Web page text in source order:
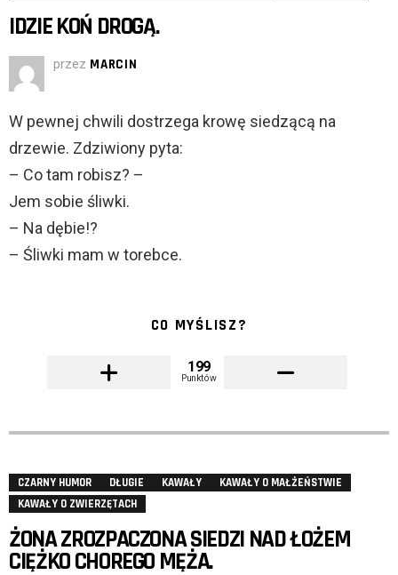
IDZIE KOŃ DROGĄ.
przez MARCIN
W pewnej chwili dostrzega krowę siedzącą na
drzewie. Zdziwiony pyta:
– Co tam robisz? –
Jem sobie śliwki.
– Na dębie!?
– Śliwki mam w torebce.
CO MYŚLISZ?
199
Punktów
CZARNY HUMOR DŁUGIE KAWAŁY
KAWAŁY O MAŁŻEŃSTWIE
KAWAŁY O ZWIERZĘTACH
ŻONA ZROZPACZONA SIEDZI NAD ŁOŻEM
CIĘŻKO CHOREGO MĘŻA.